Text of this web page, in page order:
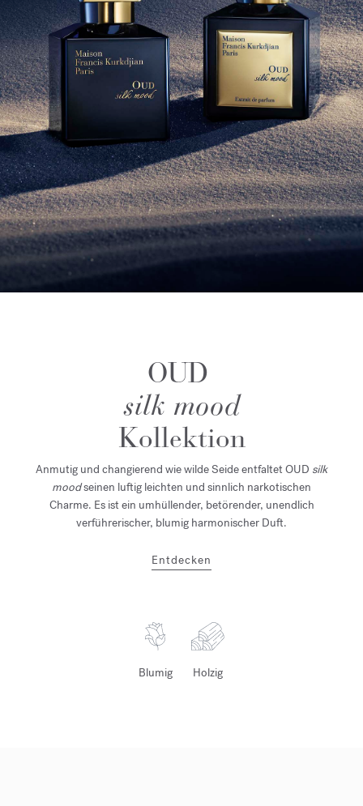
OUD
silk mood
Kollektion
Anmutig und changierend wie wilde Seide entfaltet OUD silk
moodseinen luftig leichten und sinnlich narkotischen
Charme. Es ist ein umhüllender, betörender, unendlich
verführerischer, blumig harmonischer Duft.
Entdecken
Blumig Holzig